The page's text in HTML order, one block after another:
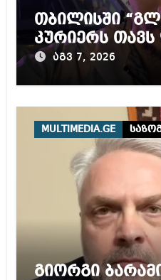
თბილისში
კურიერს თავს
აგვ 7, 2026
MULTIMEDIA.GE
გიორგი